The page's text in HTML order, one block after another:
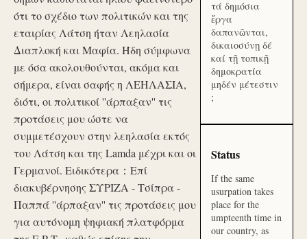
ότι το σχέδιο των πολιτικών και της
εταιρίας Λάτση ήταν Λεηλασία
Διαπλοκή και Μαφία. Ήδη σύμφωνα
με όσα ακολουθούνται, ακόμα και
σήμερα, είναι σαφής η ΛΕΗΛΑΣΙΑ,
διότι, οι πολιτικοί ''άρπαξαν'' τις
προτάσεις μου ώστε να
συμμετέσχουν στην λεηλασία εκτός
του Λάτση και της Lamda μέχρι και οι
Γερμανοί. Ειδικότερα：Επί
διακυβέρνησης ΣΥΡΙΖΑ - Τσίπρα -
Παππά ''άρπαξαν'' τις προτάσεις μου
για αυτόνομη ψηφιακή πλατφόρμα
τά δημόσια
ἔργα
δαπανῶνται,
δικαιοσύνῃ δέ
καί τῇ τοπικῇ
δημοκρατία
μηδέν μέτεστιν
;
Status
If the same
usurpation takes
place for the
umpteenth time in
our country, as